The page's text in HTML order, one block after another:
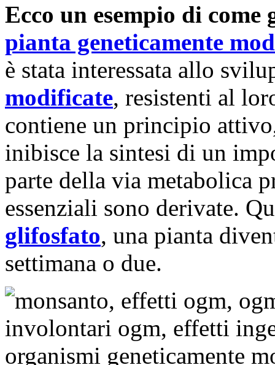
Ecco un esempio di
pianta geneticamente
è stata interessata allo
modificate, resistenti al
contiene un principio
inibisce la sintesi di un
parte della via metabolica
essenziali sono derivate.
glifosfato, una pianta
settimana o due.